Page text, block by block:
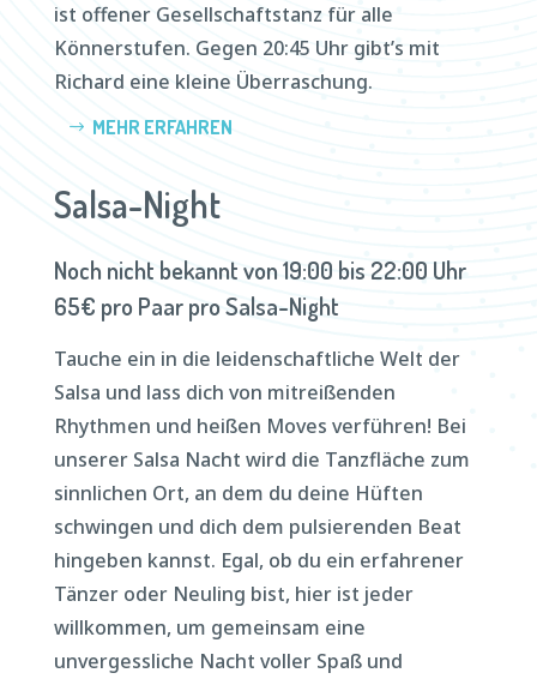
ist offener Gesellschaftstanz für alle
Könnerstufen. Gegen 20:45 Uhr gibt’s mit
Richard eine kleine Überraschung.
MEHR ERFAHREN
Salsa-Night
Noch nicht bekannt von 19:00 bis 22:00 Uhr
65€ pro Paar pro Salsa-Night
Tauche ein in die leidenschaftliche Welt der
Salsa und lass dich von mitreißenden
Rhythmen und heißen Moves verführen! Bei
unserer Salsa Nacht wird die Tanzfläche zum
sinnlichen Ort, an dem du deine Hüften
schwingen und dich dem pulsierenden Beat
hingeben kannst. Egal, ob du ein erfahrener
Tänzer oder Neuling bist, hier ist jeder
willkommen, um gemeinsam eine
unvergessliche Nacht voller Spaß und